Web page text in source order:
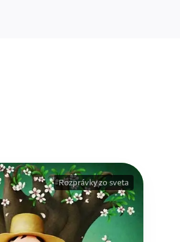
Rozprávky zo sveta